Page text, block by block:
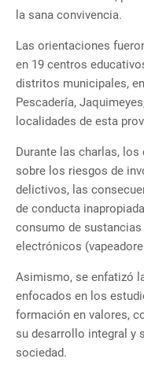
la sana convivencia.
Las orientaciones
en 19 centros
distritos municipales,
Pescadería,
localidades de esta
Durante las charlas,
sobre los riesgos de
delictivos, las
de conducta
consumo de
electrónicos
Asimismo, se enfatizó
enfocados en los
formación en valores,
su desarrollo integral y
sociedad.